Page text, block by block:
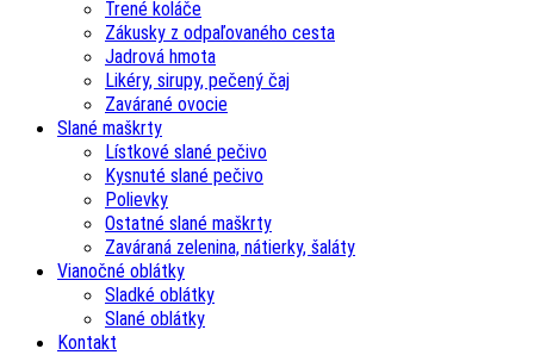
Trené koláče
Zákusky z odpaľovaného cesta
Jadrová hmota
Likéry, sirupy, pečený čaj
Zavárané ovocie
Slané maškrty
Lístkové slané pečivo
Kysnuté slané pečivo
Polievky
Ostatné slané maškrty
Zaváraná zelenina, nátierky, šaláty
Vianočné oblátky
Sladké oblátky
Slané oblátky
Kontakt